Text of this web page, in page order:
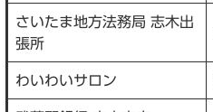
さいたま地方法務局 志木出
張所
わいわいサロン